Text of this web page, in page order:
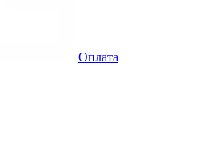
Оплата